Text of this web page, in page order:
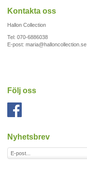
Kontakta oss
Hallon Collection
Tel: 070-6886038
E-post: maria@halloncollection.se
Följ oss
Nyhetsbrev